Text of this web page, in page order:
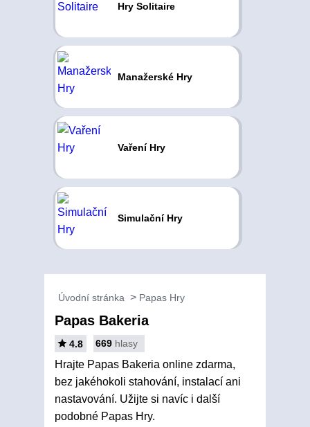
Hry Solitaire
Manažerské Hry
Vaření Hry
Simulační Hry
Úvodní stránka Papas Hry
Papas Bakeria
4.8 669 hlasy
Hrajte Papas Bakeria online zdarma,
bez jakéhokoli stahování, instalací ani
nastavování. Užijte si navíc i další
podobné Papas Hry.